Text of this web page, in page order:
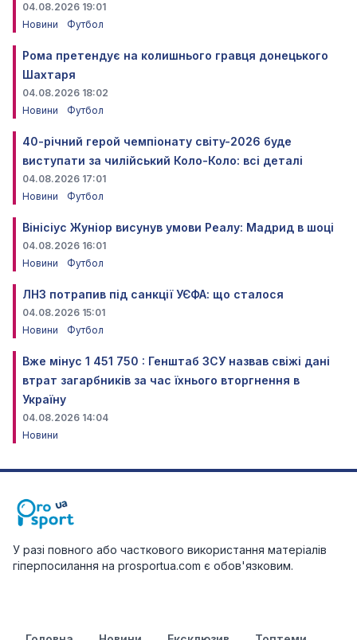
04.08.2026 19:01
Новини
Футбол
Рома претендує на колишнього гравця донецького
Шахтаря
04.08.2026 18:02
Новини
Футбол
40-річний герой чемпіонату світу-2026 буде
виступати за чилійський Коло-Коло: всі деталі
04.08.2026 17:01
Новини
Футбол
Вінісіус Жуніор висунув умови Реалу: Мадрид в шоці
04.08.2026 16:01
Новини
Футбол
ЛНЗ потрапив під санкції УЄФА: що сталося
04.08.2026 15:01
Новини
Футбол
Вже мінус 1 451 750 : Генштаб ЗСУ назвав свіжі дані
втрат загарбників за час їхнього вторгнення в
Україну
04.08.2026 14:04
Новини
У разі повного або часткового використання матеріалів
гіперпосилання на prosportua.com є обов'язковим.